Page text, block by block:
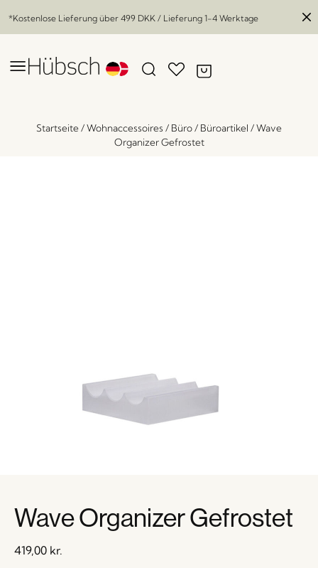
*Kostenlose Lieferung über 499 DKK / Lieferung 1-4 Werktage
Startseite/Wohnaccessoires / Büro/ Büroartikel /Wave
Organizer Gefrostet
Wave Organizer Gefrostet
419,00 kr.